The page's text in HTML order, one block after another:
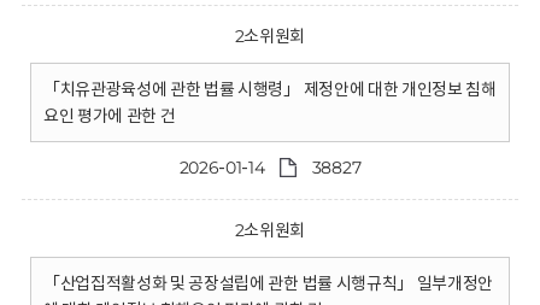
2소위원회
「치유관광육성에 관한 법률 시행령」 제정안에 대한 개인정보 침해
요인 평가에 관한 건
2026-01-14 38827
2소위원회
「산업집적활성화 및 공장설립에 관한 법률 시행규칙」 일부개정안